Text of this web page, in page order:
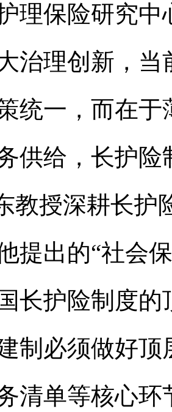
理保险研究
治理创新，
统一，而在于
供给，长护险
教授深耕长护
提出的“社会
长护险制度
制必须做好
清单等核心